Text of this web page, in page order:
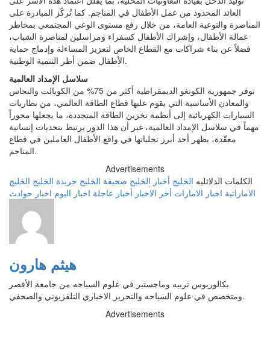
العائد المحدود من عمل الأطفال في المناجم. كما تُركّز المبادرة على
المناصرة والتوعية العامة، من خلال رفع مستوى الوعي المجتمعي بمخاطر
عمالة الأطفال، وإشراك الأطفال كسفراء ومراسلين لمناصرة الشباب،
فضلاً عن بناء شراكات مع القطاع الخاص لتعزيز المساءلة وإدماج حماية
الأطفال ضمن أطر التنمية الوطنية.
توفر جمهورية الكونغو الديمقراطية أكثر من 75% من الكوبالت والنحاس
والمعادن الأساسية التي يقوم عليها قطاع الطاقة العالمي، من بطاريات
السيارات الكهربائية إلى أنظمة تخزين الطاقة المتجددة، ما يجعلها محوراً
مهماً في سلاسل الإمداد العالمية، غير أن هذا الدور يرتبط بتحديات إنسانية
معقّدة، يظهر أحد أبرز تجلياتها في واقع الأطفال العاملين في قطاع
المناجم.
Advertisements
الكلمات الدلائليه الخليج أخبار الخليج صحيفة الخليج جريدة الخليج الخليج
الاماراتية اخبار الامارات أخر الاخبار أخبار عاجلة اخبار اليوم اخبار حوادث
هيثم هارون
بكالوريوس تربيه وماجستير في علوم السياحه من جامعة الأقصر
ومتخصص في علوم السياحه والتحرير الاخباري التلفزيوني والصحفي.
Advertisements